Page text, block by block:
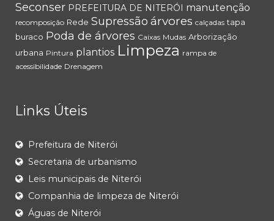
Seconser PREFEITURA DE NITERÓI manutenção
recomposição Rede Supressão árvores calçadas tapa
buraco Poda de árvores Caixas Mudas Arborização
urbana Pintura plantios Limpeza rampa de
acessibilidade Drenagem
Links Úteis
Prefeitura de Niterói
Secretaria de urbanismo
Leis municipais de Niterói
Companhia de limpeza de Niterói
Águas de Niterói